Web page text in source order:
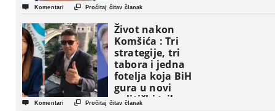
 Komentari  Pročitaj čitav članak
Život nakon
Komšića : Tri
strategije, tri
tabora i jedna
fotelja koja BiH
gura u novi
politički triler
 Komentari  Pročitaj čitav članak